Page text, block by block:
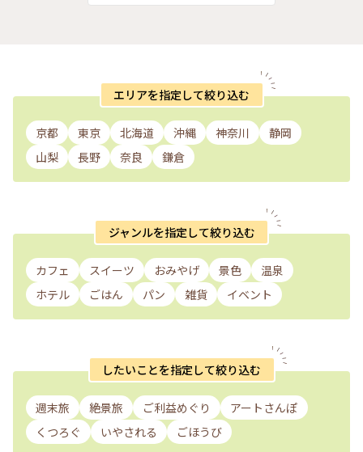
エリアを指定して絞り込む
京都 東京 北海道 沖縄 神奈川
静岡
山梨
長野 奈良 鎌倉
ジャンルを指定して絞り込む
カフェ スイーツ おみやげ 景色
温泉
ホテル
ごはん パン 雑貨 イベント
したいことを指定して絞り込む
週末旅 絶景旅 ご利益めぐり
アートさんぽ
くつろぐ
いやされる ごほうび